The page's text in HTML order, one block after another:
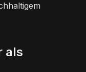
als